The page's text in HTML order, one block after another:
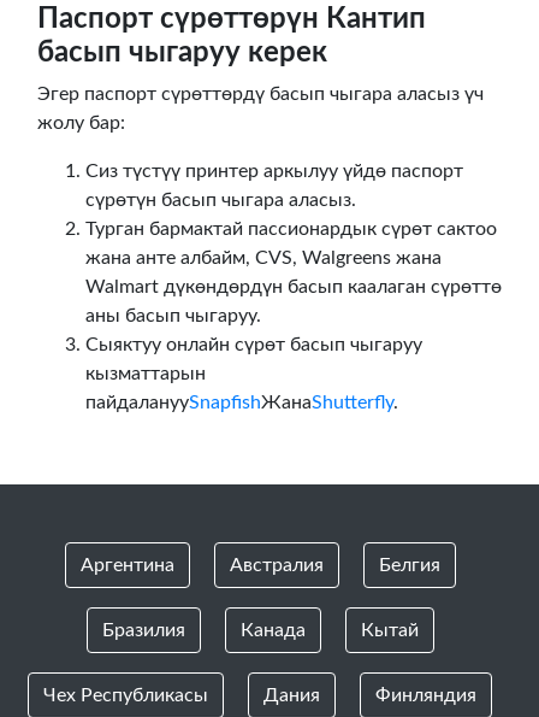
Паспорт сүрөттөрүн Кантип
басып чыгаруу керек
Эгер паспорт сүрөттөрдү басып чыгара аласыз үч
жолу бар:
Сиз түстүү принтер аркылуу үйдө паспорт
сүрөтүн басып чыгара аласыз.
Турган бармактай пассионардык сүрөт сактоо
жана анте албайм, CVS, Walgreens жана
Walmart дүкөндөрдүн басып каалаган сүрөттө
аны басып чыгаруу.
Сыяктуу онлайн сүрөт басып чыгаруу
кызматтарын
пайдаланууSnapfishЖанаShutterfly.
Аргентина Австралия Белгия
Бразилия Канада Кытай
Чех Республикасы Дания Финляндия